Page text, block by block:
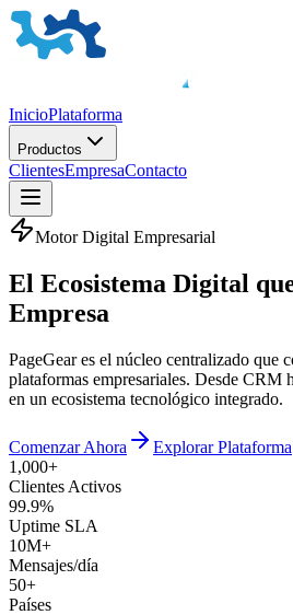
InicioPlataforma
Productos
ClientesEmpresaContacto
Motor Digital Empresarial
El Ecosistema Digital
Empresa
PageGear es el núcleo centralizado que
plataformas empresariales. Desde CRM
en un ecosistema tecnológico integrado.
Comenzar Ahora
Explorar Plataforma
1,000+
Clientes Activos
99.9%
Uptime SLA
10M+
Mensajes/día
50+
Países